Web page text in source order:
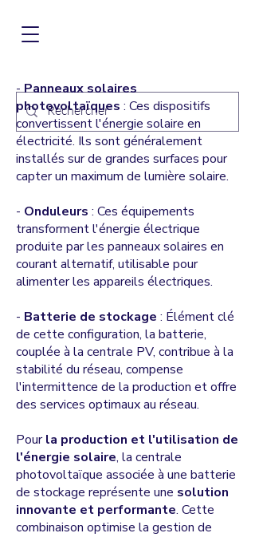
-Panneaux solaires
photovoltaïques : Ces dispositifs
convertissent l'énergie solaire en
électricité. Ils sont généralement
installés sur de grandes surfaces pour
capter un maximum de lumière solaire.
- Onduleurs : Ces équipements
transforment l'énergie électrique
produite par les panneaux solaires en
courant alternatif, utilisable pour
alimenter les appareils électriques.
- Batterie de stockage : Élément clé
de cette configuration, la batterie,
couplée à la centrale PV, contribue à la
stabilité du réseau, compense
l'intermittence de la production et offre
des services optimaux au réseau.
Pourla production et l'utilisation de
l'énergie solaire, la centrale
photovoltaïque associée à une batterie
de stockage représente une solution
innovante et performante. Cette
combinaison optimise la gestion de